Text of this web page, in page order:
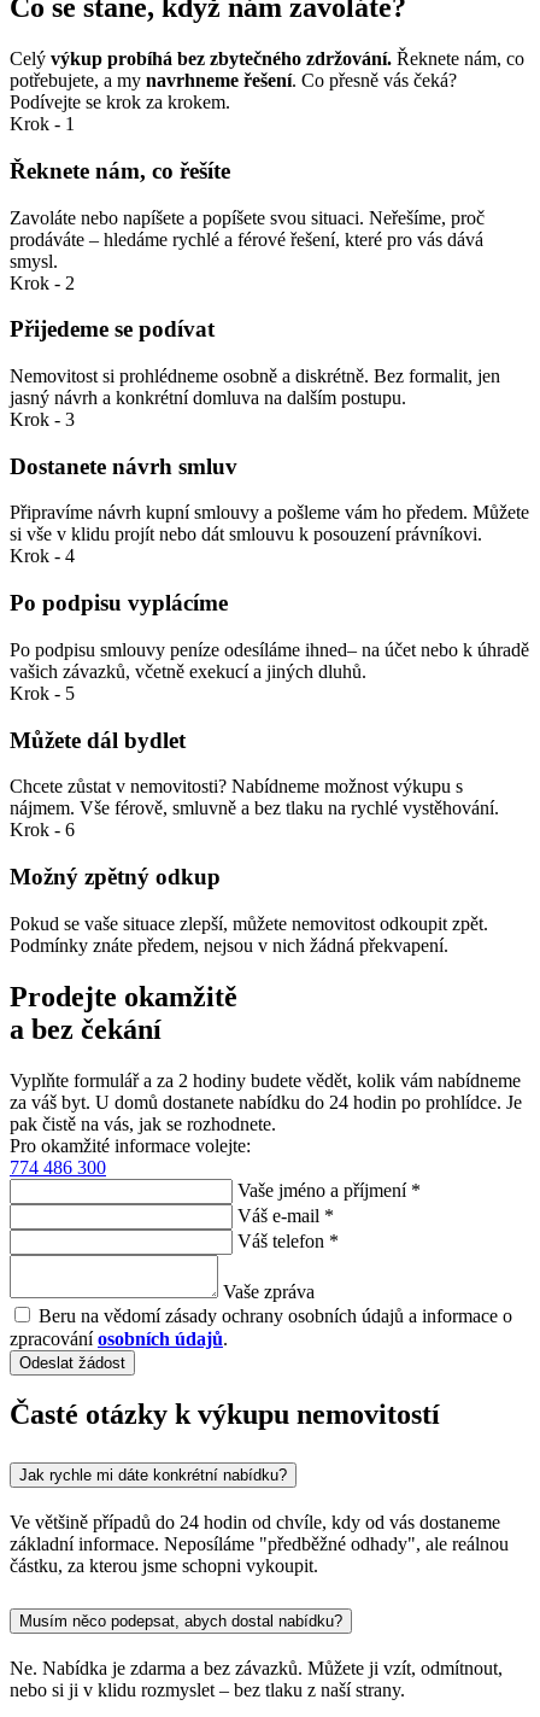
Co se stane, když nám zavoláte?
Celý výkup probíhá bez zbytečného zdržování. Řeknete nám, co
potřebujete, a my navrhneme řešení. Co přesně vás čeká?
Podívejte se krok za krokem.
Krok - 1
Řeknete nám, co řešíte
Zavoláte nebo napíšete a popíšete svou situaci. Neřešíme, proč
prodáváte – hledáme rychlé a férové řešení, které pro vás dává
smysl.
Krok - 2
Přijedeme se podívat
Nemovitost si prohlédneme osobně a diskrétně. Bez formalit, jen
jasný návrh a konkrétní domluva na dalším postupu.
Krok - 3
Dostanete návrh smluv
Připravíme návrh kupní smlouvy a pošleme vám ho předem. Můžete
si vše v klidu projít nebo dát smlouvu k posouzení právníkovi.
Krok - 4
Po podpisu vyplácíme
Po podpisu smlouvy peníze odesíláme ihned– na účet nebo k úhradě
vašich závazků, včetně exekucí a jiných dluhů.
Krok - 5
Můžete dál bydlet
Chcete zůstat v nemovitosti? Nabídneme možnost výkupu s
nájmem. Vše férově, smluvně a bez tlaku na rychlé vystěhování.
Krok - 6
Možný zpětný odkup
Pokud se vaše situace zlepší, můžete nemovitost odkoupit zpět.
Podmínky znáte předem, nejsou v nich žádná překvapení.
Prodejte okamžitě
a bez čekání
Vyplňte formulář a za 2 hodiny budete vědět, kolik vám nabídneme
za váš byt. U domů dostanete nabídku do 24 hodin po prohlídce. Je
pak čistě na vás, jak se rozhodnete.
Pro okamžité informace volejte:
774 486 300
Vaše jméno a příjmení *
Váš e-mail *
Váš telefon *
Vaše zpráva
Beru na vědomí zásady ochrany osobních údajů a informace o
zpracováníosobních údajů.
Odeslat žádost
Časté otázky k výkupu nemovitostí
Jak rychle mi dáte konkrétní nabídku?
Ve většině případů do 24 hodin od chvíle, kdy od vás dostaneme
základní informace. Neposíláme "předběžné odhady", ale reálnou
částku, za kterou jsme schopni vykoupit.
Musím něco podepsat, abych dostal nabídku?
Ne. Nabídka je zdarma a bez závazků. Můžete ji vzít, odmítnout,
nebo si ji v klidu rozmyslet – bez tlaku z naší strany.